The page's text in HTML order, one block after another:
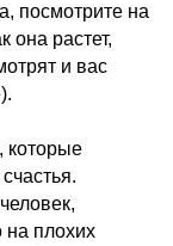
посмотрите на
она растет,
и вас
которые
на плохих